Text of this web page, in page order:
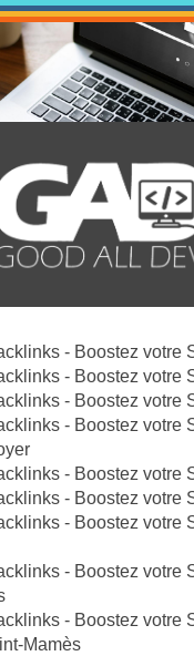
- Boostez votre
- Boostez votre
- Boostez votre
- Boostez votre
- Boostez votre
- Boostez votre
- Boostez votre
- Boostez votre
- Boostez votre
Mamès